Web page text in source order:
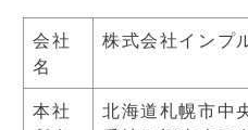
会社
名
株式会社インプ
本社
北海道札幌市中